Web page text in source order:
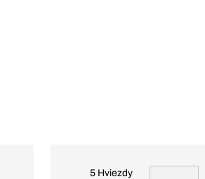
5 Hviezdy